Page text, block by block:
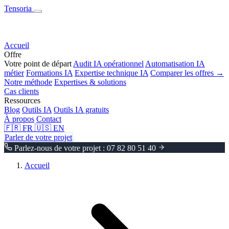
Tensoria
Accueil
Offre
Votre point de départ Audit IA opérationnel Automatisation IA
métier Formations IA Expertise technique IA Comparer les offres →
Notre méthode Expertises & solutions
Cas clients
Ressources
Blog Outils IA Outils IA gratuits
À propos Contact
🇫🇷 FR 🇺🇸 EN
Parler de votre projet
Parlez-nous de votre projet : 07 82 80 51 40
Accueil